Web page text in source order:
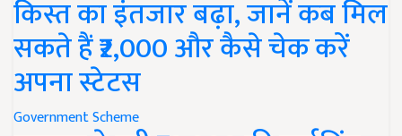
किस्त का इंतजार बढ़ा, जानें कब मिल
सकते हैं ₹2,000 और कैसे चेक करें
अपना स्टेटस
Government Scheme